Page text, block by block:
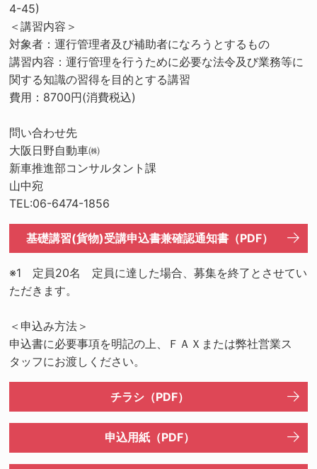
4-45)
＜講習内容＞
対象者：運行管理者及び補助者になろうとするもの
講習内容：運行管理を行うために必要な法令及び業務等に
関する知識の習得を目的とする講習
費用：8700円(消費税込)
問い合わせ先
大阪日野自動車㈱
新車推進部コンサルタント課
山中宛
TEL:06-6474-1856
基礎講習(貨物)受講申込書兼確認通知書（PDF）
※1 定員20名 定員に達した場合、募集を終了とさせてい
ただきます。
＜申込み方法＞
申込書に必要事項を明記の上、ＦＡＸまたは弊社営業ス
タッフにお渡しください。
チラシ（PDF）
申込用紙（PDF）